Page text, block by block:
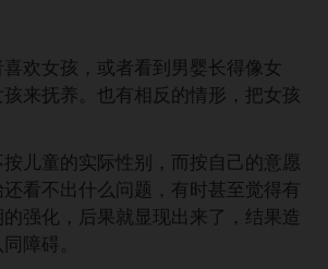
女孩，或者看到男婴长得像女
来抚养。也有相反的情形，把女孩
童的实际性别，而按自己的意愿
看不出什么问题，有时甚至觉得有
强化，后果就显现出来了，结果造
障碍。